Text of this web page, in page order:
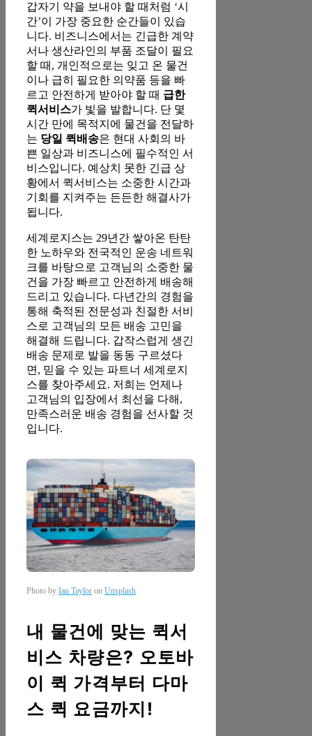
갑자기 약을 보내야 할 때처럼 ‘시
간’이 가장 중요한 순간들이 있습
니다. 비즈니스에서는 긴급한 계약
서나 생산라인의 부품 조달이 필요
할 때, 개인적으로는 잊고 온 물건
이나 급히 필요한 의약품 등을 빠
르고 안전하게 받아야 할 때 급한
퀵서비스가 빛을 발합니다. 단 몇
시간 만에 목적지에 물건을 전달하
는 당일 퀵배송은 현대 사회의 바
쁜 일상과 비즈니스에 필수적인 서
비스입니다. 예상치 못한 긴급 상
황에서 퀵서비스는 소중한 시간과
기회를 지켜주는 든든한 해결사가
됩니다.
세계로지스는 29년간 쌓아온 탄탄
한 노하우와 전국적인 운송 네트워
크를 바탕으로 고객님의 소중한 물
건을 가장 빠르고 안전하게 배송해
드리고 있습니다. 다년간의 경험을
통해 축적된 전문성과 친절한 서비
스로 고객님의 모든 배송 고민을
해결해 드립니다. 갑작스럽게 생긴
배송 문제로 발을 동동 구르셨다
면, 믿을 수 있는 파트너 세계로지
스를 찾아주세요. 저희는 언제나
고객님의 입장에서 최선을 다해,
만족스러운 배송 경험을 선사할 것
입니다.
Photo by Ian Taylor on Unsplash
내 물건에 맞는 퀵서
비스 차량은? 오토바
이 퀵 가격부터 다마
스 퀵 요금까지!